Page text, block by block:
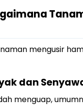
mengusir
dan
menguap,